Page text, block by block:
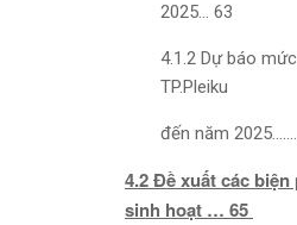
2025… 63
4.1.2 Dự báo
TP.Pleiku
đến năm
4.2 Đề xuất các
sinh hoạt … 65